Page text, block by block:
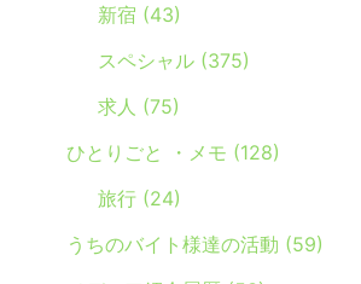
新宿 (43)
スペシャル (375)
求人 (75)
ひとりごと ・メモ (128)
旅行 (24)
うちのバイト様達の活動 (59)